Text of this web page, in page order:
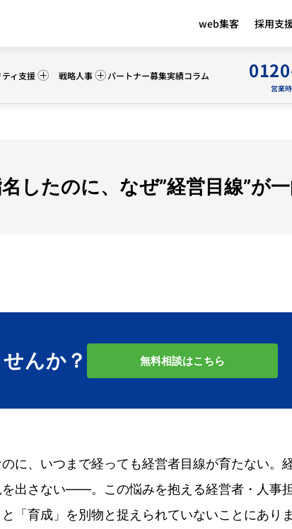
web集客 採用支
ィ支援 戦略人事 パートナー募集実績コラム
営業
名したのに、なぜ”経営目線”が
んか？ 無料相談はこちら
に、いつまで経っても経営者目線が育たない。
出さない——。この悩みを抱える経営者・人事
「育成」を別物と捉えられていないことにあり